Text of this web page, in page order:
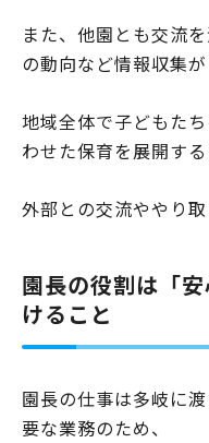
また、他園とも交流
の動向など情報収集が
地域全体で子どもた
わせた保育を展開する
外部との交流ややり
園長の役割は「
けること
園長の仕事は多岐に
要な業務のため、